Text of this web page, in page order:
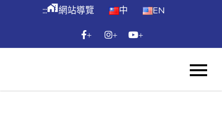
要
Skip
:::maps_home_work網站導覽 中 EN
+ + +